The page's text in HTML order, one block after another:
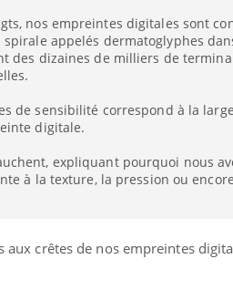
nos empreintes digitales sont
appelés dermatoglyphes
des dizaines de milliers de
de sensibilité correspond à la
digitale.
expliquant pourquoi nous
à la texture, la pression ou
crêtes de nos empreintes